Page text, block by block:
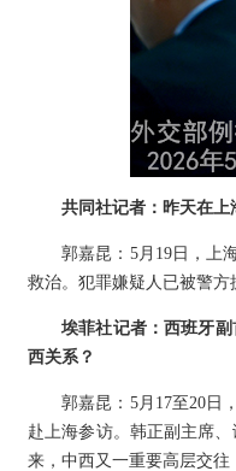
共同社记者：昨天在上
郭嘉昆：5月19日，上
救治。犯罪嫌疑人已被警方
埃菲社记者：西班牙
西关系？
郭嘉昆：5月17至20日
赴上海参访。韩正副主席
来，中西又一重要高层交